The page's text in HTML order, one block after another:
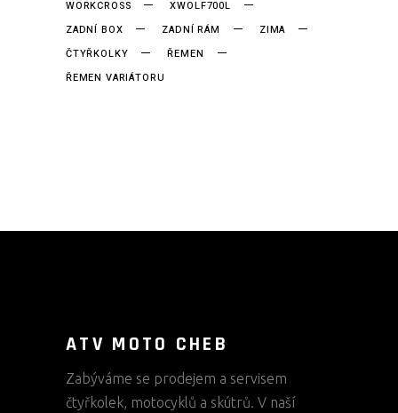
WORKCROSS
XWOLF700L
ZADNÍ BOX
ZADNÍ RÁM
ZIMA
ČTYŘKOLKY
ŘEMEN
ŘEMEN VARIÁTORU
ATV MOTO CHEB
Zabýváme se prodejem a servisem
čtyřkolek, motocyklů a skútrů. V naší